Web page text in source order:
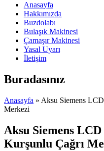
Anasayfa
Hakkımızda
Buzdolabı
Bulaşık Makinesi
Çamaşır Makinesi
Yasal Uyarı
İletişim
Buradasınız
Anasayfa » Aksu Siemens
Merkezi
Aksu Siemens
Kurşunlu Çağrı